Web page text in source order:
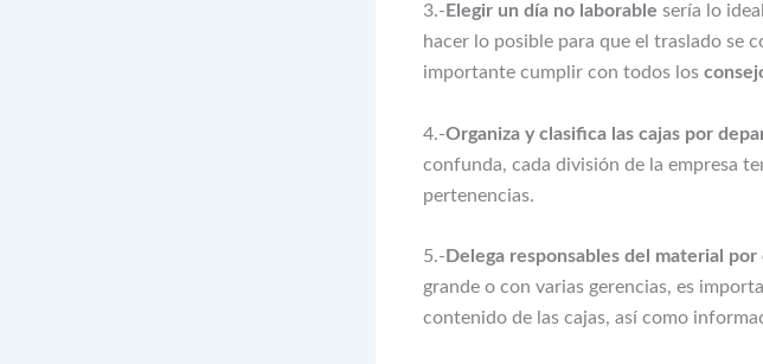
3.- Elegir un día no laborable sería lo
hacer lo posible para que el traslado se
importante cumplir con todos los
4.-Organiza y clasifica las cajas por
confunda, cada división de la empresa
pertenencias.
5.- Delega responsables del material
grande o con varias gerencias, es
contenido de las cajas, así como